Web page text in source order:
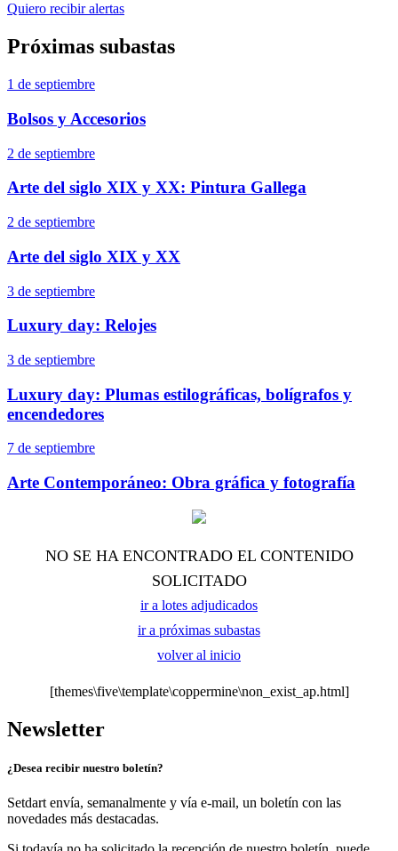
Quiero recibir alertas
Próximas subastas
1 de septiembre
Bolsos y Accesorios
2 de septiembre
Arte del siglo XIX y XX: Pintura Gallega
2 de septiembre
Arte del siglo XIX y XX
3 de septiembre
Luxury day: Relojes
3 de septiembre
Luxury day: Plumas estilográficas, bolígrafos y
encendedores
7 de septiembre
Arte Contemporáneo: Obra gráfica y fotografía
NO SE HA ENCONTRADO EL CONTENIDO
SOLICITADO
ir a lotes adjudicados
ir a próximas subastas
volver al inicio
[themes\five\template\coppermine\non_exist_ap.html]
Newsletter
¿Desea recibir nuestro boletín?
Setdart envía, semanalmente y vía e-mail, un boletín con las
novedades más destacadas.